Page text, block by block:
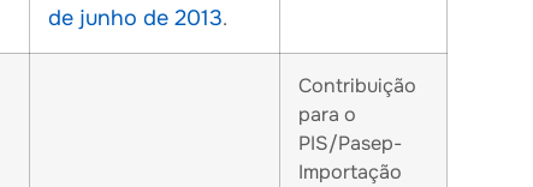
de junho de 2013.
Contribuição
para o
PIS/Pasep-
Importação